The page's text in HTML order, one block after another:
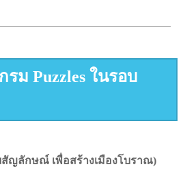
รม Puzzles ในรอบ
สัญลักษณ์ เพื่อสร้างเมืองโบราณ)